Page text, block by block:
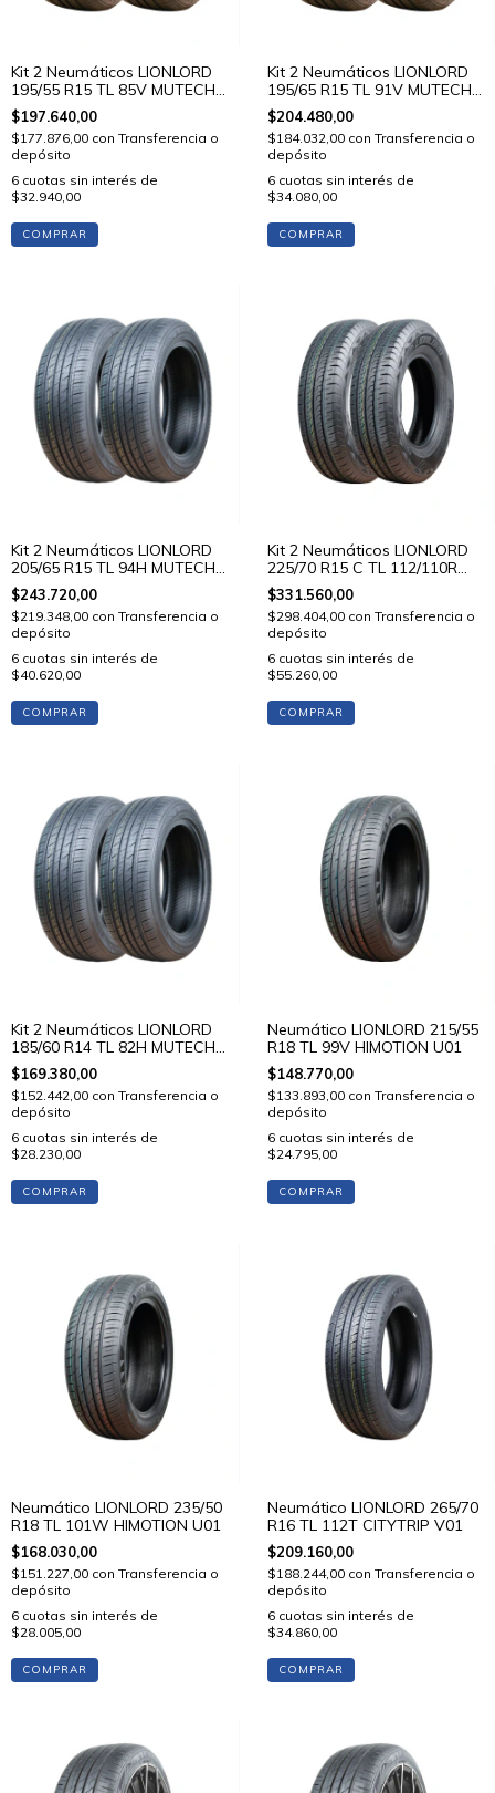
Kit 2 Neumáticos LIONLORD
195/55 R15 TL 85V MUTECH
H02
$197.640,00
$177.876,00 con Transferencia o
depósito
6 cuotas sin interés de
$32.940,00
COMPRAR
Kit 2 Neumáticos LIONLORD
195/65 R15 TL 91V MUTECH
H02
$204.480,00
$184.032,00 con Transferencia o
depósito
6 cuotas sin interés de
$34.080,00
COMPRAR
Kit 2 Neumáticos LIONLORD
205/65 R15 TL 94H MUTECH
H01
$243.720,00
$219.348,00 con Transferencia o
depósito
6 cuotas sin interés de
$40.620,00
COMPRAR
Kit 2 Neumáticos LIONLORD
225/70 R15 C TL 112/110R
VANSTAR C01
$331.560,00
$298.404,00 con Transferencia o
depósito
6 cuotas sin interés de
$55.260,00
COMPRAR
Kit 2 Neumáticos LIONLORD
185/60 R14 TL 82H MUTECH
H01
$169.380,00
$152.442,00 con Transferencia o
depósito
6 cuotas sin interés de
$28.230,00
COMPRAR
Neumático LIONLORD 215/55
R18 TL 99V HIMOTION U01
$148.770,00
$133.893,00 con Transferencia o
depósito
6 cuotas sin interés de
$24.795,00
COMPRAR
Neumático LIONLORD 235/50
R18 TL 101W HIMOTION U01
$168.030,00
$151.227,00 con Transferencia o
depósito
6 cuotas sin interés de
$28.005,00
COMPRAR
Neumático LIONLORD 265/70
R16 TL 112T CITYTRIP V01
$209.160,00
$188.244,00 con Transferencia o
depósito
6 cuotas sin interés de
$34.860,00
COMPRAR